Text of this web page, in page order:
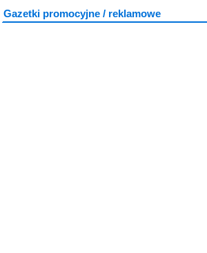
Gazetki promocyjne / reklamowe